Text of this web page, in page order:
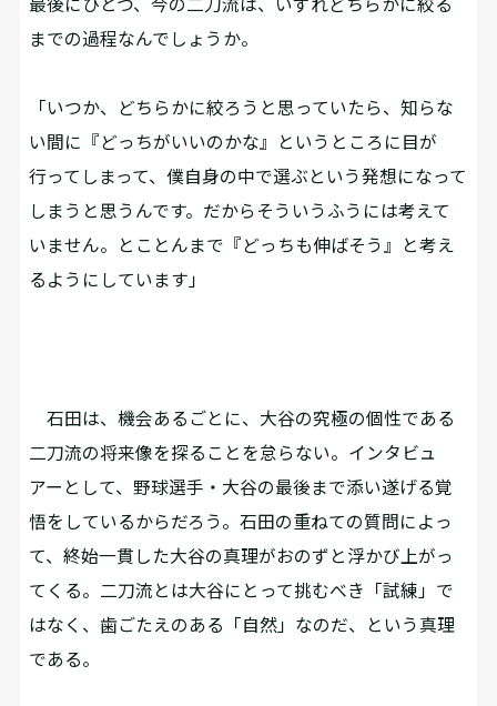
までの過程なんでしょうか。
「いつか、どちらかに絞ろうと思っていたら、知らな
い間に『どっちがいいのかな』というところに目が
行ってしまって、僕自身の中で選ぶという発想になって
しまうと思うんです。だからそういうふうには考えて
いません。とことんまで『どっちも伸ばそう』と考え
るようにしています」
石田は、機会あるごとに、大谷の究極の個性である
二刀流の将来像を探ることを怠らない。インタビュ
アーとして、野球選手・大谷の最後まで添い遂げる覚
悟をしているからだろう。石田の重ねての質問によっ
て、終始一貫した大谷の真理がおのずと浮かび上がっ
てくる。二刀流とは大谷にとって挑むべき「試練」で
はなく、歯ごたえのある「自然」なのだ、という真理
である。